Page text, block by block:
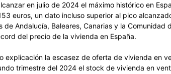
en julio de 2024 el máximo histórico en
euros, un dato incluso superior al pico
de Andalucía, Baleares, Canarias y la Comunidad
del precio de la vivienda en España.
explicación la escasez de oferta de vivienda en
trimestre del 2024 el stock de vivienda en